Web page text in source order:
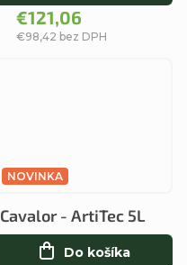
€98,42 bez DPH
€121,06
NOVINKA
Cavalor - ArtiTec 5L
Do košíka